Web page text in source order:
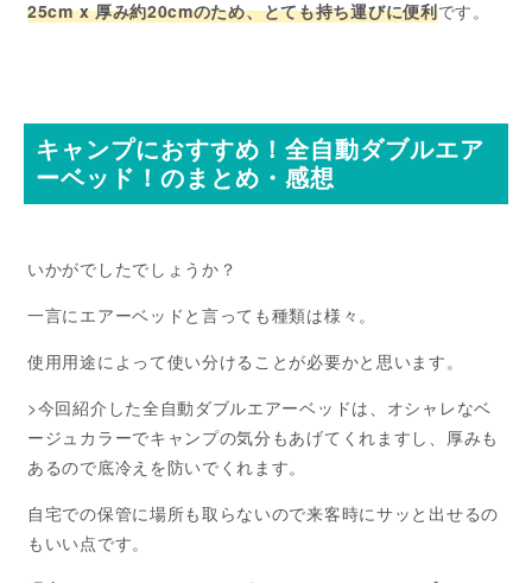
25cm x 厚み約20cmのため、とても持ち運びに便利です。
キャンプにおすすめ！全自動ダブルエア
ーベッド！のまとめ・感想
いかがでしたでしょうか？
一言にエアーベッドと言っても種類は様々。
使用用途によって使い分けることが必要かと思います。
>今回紹介した全自動ダブルエアーベッドは、オシャレなベ
ージュカラーでキャンプの気分もあげてくれますし、厚みも
あるので底冷えを防いでくれます。
自宅での保管に場所も取らないので来客時にサッと出せるの
もいい点です。